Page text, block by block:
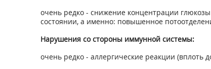
очень редко - снижение концентрации
состоянии, а именно: повышенное
Нарушения со стороны иммунной системы:
очень редко - аллергические реакции (вплоть